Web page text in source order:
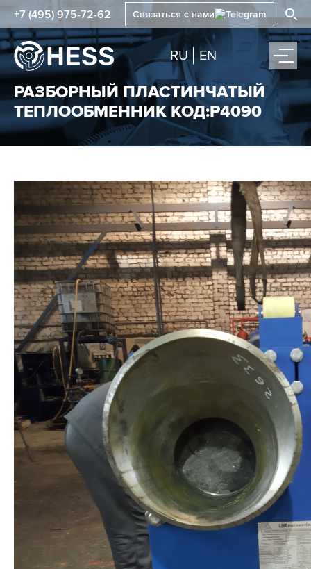
+7 (495) 975-72-62 Связаться с нами
RU EN
РАЗБОРНЫЙ ПЛАСТИНЧАТЫЙ
ТЕПЛООБМЕННИК КОД:Р4090